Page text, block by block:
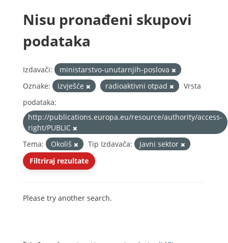
Nisu pronađeni skupovi
podataka
Izdavači:
ministarstvo-unutarnjih-poslova
Oznake:
izvješće radioaktivni otpad
Vrsta
podataka:
http://publications.europa.eu/resource/authority/access-
right/PUBLIC
Tema:
Okoliš Tip Izdavača:
Javni sektor
Filtriraj rezultate
Please try another search.